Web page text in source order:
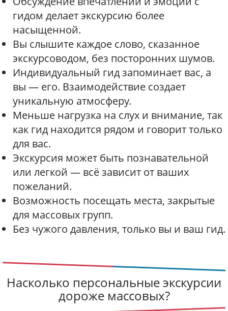
гидом делает экскурсию более
насыщенной.
Вы слышите каждое слово, сказанное
экскурсоводом, без посторонних шумов.
Индивидуальный гид запоминает вас, а
вы — его. Взаимодействие создает
уникальную атмосферу.
Меньше нагрузка на слух и внимание, так
как гид находится рядом и говорит только
для вас.
Экскурсия может быть познавательной
или легкой — всё зависит от ваших
пожеланий.
Возможность посещать места, закрытые
для массовых групп.
Без чужого давления, только вы и ваш гид.
Насколько персональные экскурсии
дороже массовых?